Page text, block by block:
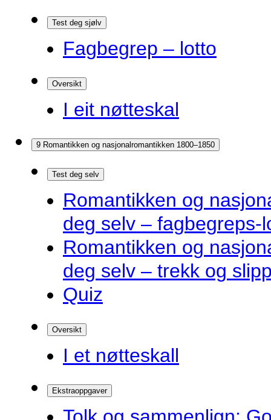
Test deg sjølv
Fagbegrep – lotto
Oversikt
I eit nøtteskal
9 Romantikken og nasjonalromantikken 1800–1850
Test deg selv
Romantikken og
deg selv – fagbegreps-
Romantikken og
deg selv – trekk og
Quiz
Oversikt
I et nøtteskall
Ekstraoppgaver